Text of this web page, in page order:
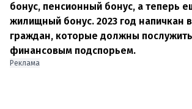
бонус, пенсионный бонус, а теперь
жилищный бонус. 2023 год напичкан
граждан, которые должны
финансовым подспорьем.
Реклама